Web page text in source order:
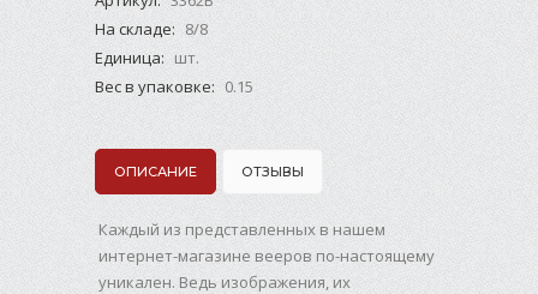
На складе: 8/8
Единица: шт.
Вес в упаковке: 0.15
ОПИСАНИЕ ОТЗЫВЫ
Каждый из представленных в нашем
интернет-магазине вееров по-настоящему
уникален. Ведь изображения, их